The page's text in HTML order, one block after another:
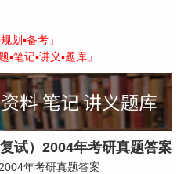
划▪备考」
笔记▪讲义▪题库」
试）2004年考研真题答案
年考研真题答案